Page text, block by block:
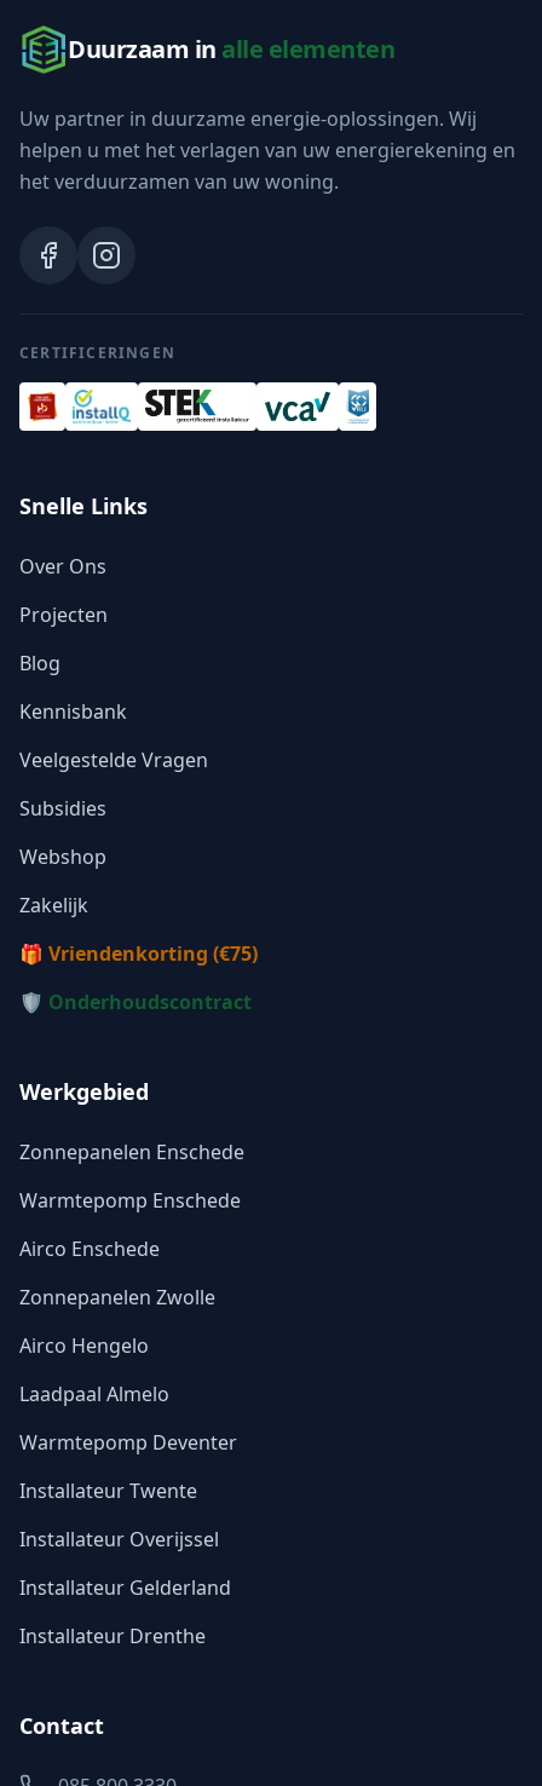
Duurzaam in alle elementen
Uw partner in duurzame energie-oplossingen. Wij
helpen u met het verlagen van uw energierekening en
het verduurzamen van uw woning.
CERTIFICERINGEN
Snelle Links
Over Ons
Projecten
Blog
Kennisbank
Veelgestelde Vragen
Subsidies
Webshop
Zakelijk
🎁 Vriendenkorting (€75)
🛡️ Onderhoudscontract
Werkgebied
Zonnepanelen Enschede
Warmtepomp Enschede
Airco Enschede
Zonnepanelen Zwolle
Airco Hengelo
Laadpaal Almelo
Warmtepomp Deventer
Installateur Twente
Installateur Overijssel
Installateur Gelderland
Installateur Drenthe
Contact